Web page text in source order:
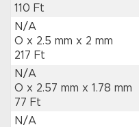
110 Ft
N/A
O x 2.5 mm x 2 mm
217 Ft
N/A
O x 2.57 mm x 1.78 mm
77 Ft
N/A